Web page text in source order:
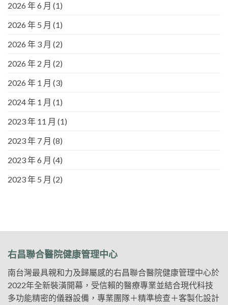
2026 年 6 月 (1)
2026 年 5 月 (1)
2026 年 3 月 (2)
2026 年 2 月 (2)
2026 年 1 月 (3)
2024 年 1 月 (1)
2023 年 11 月 (1)
2023 年 7 月 (8)
2023 年 6 月 (4)
2023 年 5 月 (2)
右昌聯合醫院健康管理中心
南台灣最具親和力及歸屬感的右昌聯合醫院健康管理中心於
2022年全新裝潢開幕，受信賴的醫療專業並結合現代科技
多功能精密的儀器設備，專業團隊＋精準檢查＋客製化設計